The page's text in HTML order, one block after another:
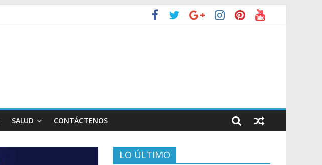
SALUD CONTÁCTENOS
LO ÚLTIMO